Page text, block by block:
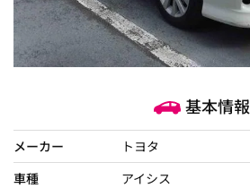
基本情報
メーカー
トヨタ
車種
アイシス